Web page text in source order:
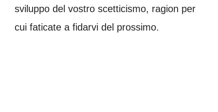
sviluppo del vostro scetticismo, ragion per
cui faticate a fidarvi del prossimo.